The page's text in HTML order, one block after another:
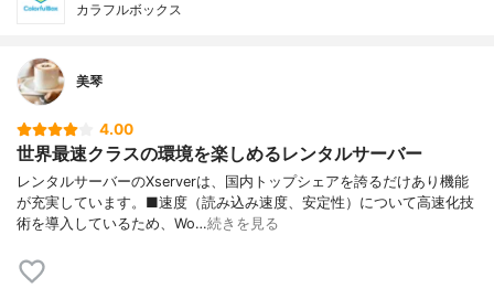
カラフルボックス
美琴
4.00
世界最速クラスの環境を楽しめるレンタルサーバー
レンタルサーバーのXserverは、国内トップシェアを誇るだけあり機能
が充実しています。■速度（読み込み速度、安定性）について高速化技
術を導入しているため、Wo…続きを見る